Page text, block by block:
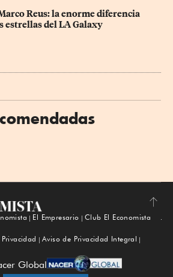
Reus: la enorme diferencia
estrellas del LA Galaxy
Subir
El Empresario
Club El Economista
Aviso de Privacidad Integral
Global